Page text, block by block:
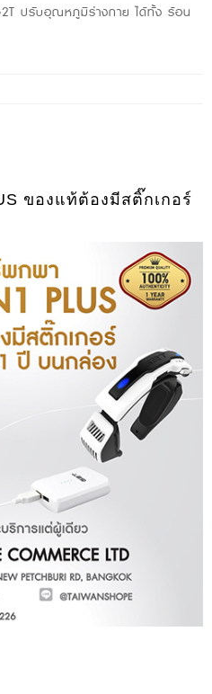
ปรับอุณหภูมิร่างกาย ได้ทั้ง ร้อน
ของแท้ต้องมีสติ๊กเกอร์